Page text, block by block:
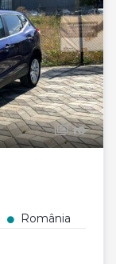
10
România